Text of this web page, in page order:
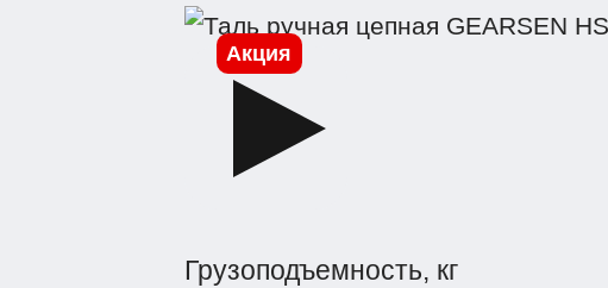
Акция
Грузоподъемность, кг